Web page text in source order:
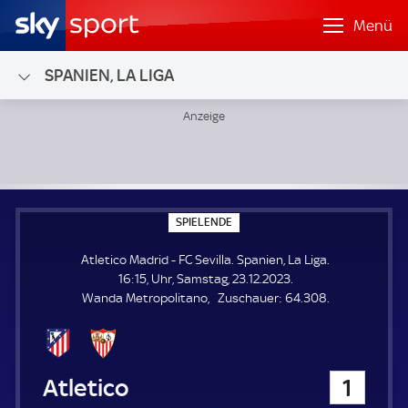
Menü
SPANIEN, LA LIGA
SPIELENDE
P
E
L
E
N
Atletico Madrid - FC Sevilla. Spanien, La Liga.
16:15, Uhr, Samstag, 23.12.2023.
Wanda Metropolitano
Zuschauer: Z
64.308.
Atletico Madrid 1